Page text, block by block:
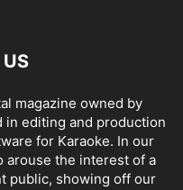
magazine owned by
in editing and production
for Karaoke. In our
arouse the interest of a
public, showing off our